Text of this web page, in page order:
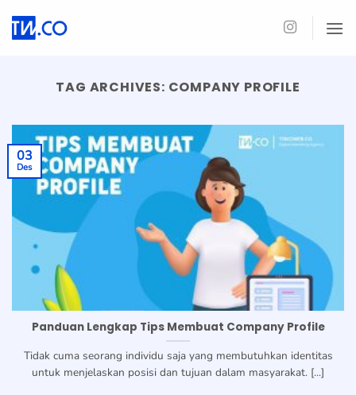
TAG ARCHIVES: COMPANY PROFILE
Panduan Lengkap Tips Membuat Company Profile
Tidak cuma seorang individu saja yang membutuhkan identitas
untuk menjelaskan posisi dan tujuan dalam masyarakat. [...]
03
Des